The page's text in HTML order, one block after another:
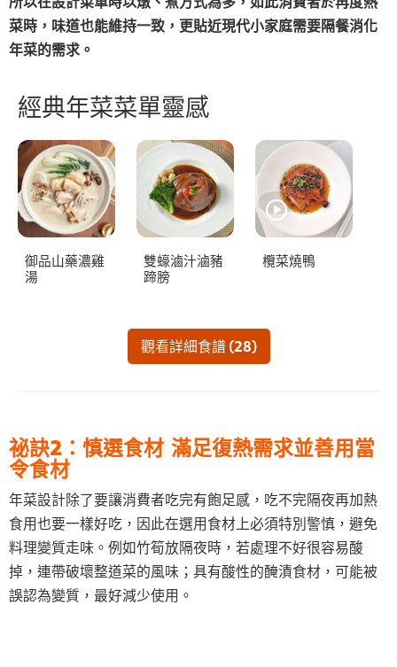
菜時，味道也能維持一致，更貼近現代小家庭需要隔餐消化
年菜的需求。
經典年菜菜單靈感
御品山藥濃雞
湯
雙蠔滷汁滷豬
蹄膀
欖菜燒鴨
觀看詳細食譜 (28)
祕訣2：慎選食材 滿足復熱需求並善用當
令食材
年菜設計除了要讓消費者吃完有飽足感，吃不完隔夜再加熱
食用也要一樣好吃，因此在選用食材上必須特別警慎，避免
料理變質走味。例如竹筍放隔夜時，若處理不好很容易酸
掉，連帶破壞整道菜的風味；具有酸性的醃漬食材，可能被
誤認為變質，最好減少使用。